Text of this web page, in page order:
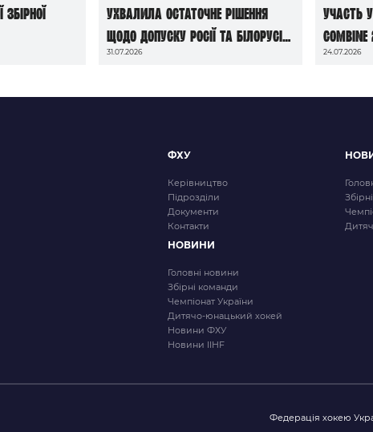
збірної
ухвалила остаточне рішення
щодо допуску росії та білорусі
до чемпіонатів світу сезону
31.07.2026
участь
24.07.2026
ФХУ
Керівництво
Підрозділи
Документи
Контакти
НОВИНИ
Головні новини
Збірні команди
Чемпіонат України
Дитячо-юнацький хокей
Новини ФХУ
Новини IIHF
Федерація хокею